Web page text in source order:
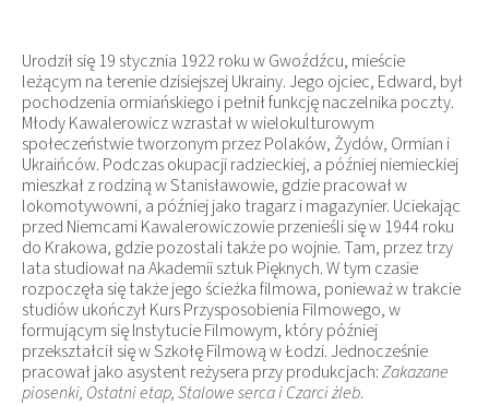
Urodził się 19 stycznia 1922 roku w Gwoźdźcu, mieście
leżącym na terenie dzisiejszej Ukrainy. Jego ojciec, Edward, był
pochodzenia ormiańskiego i pełnił funkcję naczelnika poczty.
Młody Kawalerowicz wzrastał w wielokulturowym
społeczeństwie tworzonym przez Polaków, Żydów, Ormian i
Ukraińców. Podczas okupacji radzieckiej, a później niemieckiej
mieszkał z rodziną w Stanisławowie, gdzie pracował w
lokomotywowni, a później jako tragarz i magazynier. Uciekając
przed Niemcami Kawalerowiczowie przenieśli się w 1944 roku
do Krakowa, gdzie pozostali także po wojnie. Tam, przez trzy
lata studiował na Akademii sztuk Pięknych. W tym czasie
rozpoczęła się także jego ścieżka filmowa, ponieważ w trakcie
studiów ukończył Kurs Przysposobienia Filmowego, w
formującym się Instytucie Filmowym, który później
przekształcił się w Szkołę Filmową w Łodzi. Jednocześnie
pracował jako asystent reżysera przy produkcjach:Zakazane
piosenki, Ostatni etap, Stalowe serca i Czarci żleb.